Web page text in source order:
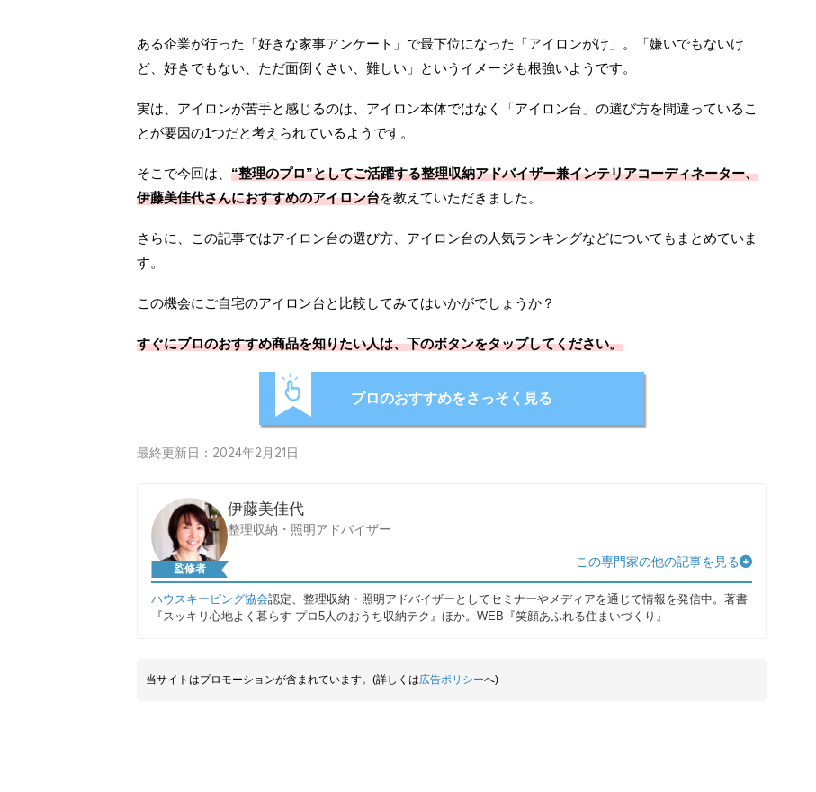
ある企業が行った「好きな家事アンケート」で最下位になった「アイロンがけ」。「嫌いでもないけ
ど、好きでもない、ただ面倒くさい、難しい」というイメージも根強いようです。
実は、アイロンが苦手と感じるのは、アイロン本体ではなく「アイロン台」の選び方を間違っているこ
とが要因の1つだと考えられているようです。
そこで今回は、 “整理のプロ”としてご活躍する整理収納アドバイザー兼インテリアコーディネーター、
伊藤美佳代さんにおすすめのアイロン台を教えていただきました。
さらに、この記事ではアイロン台の選び方、アイロン台の人気ランキングなどについてもまとめていま
す。
この機会にご自宅のアイロン台と比較してみてはいかがでしょうか？
すぐにプロのおすすめ商品を知りたい人は、下のボタンをタップしてください。
プロのおすすめをさっそく見る
最終更新日：2024年2月21日
監修者
伊藤美佳代
整理収納・照明アドバイザー
この専門家の他の記事を見る
ハウスキーピング協会認定、整理収納・照明アドバイザーとしてセミナーやメディアを通じて情報を発信中。著書
『スッキリ心地よく暮らす プロ5人のおうち収納テク』ほか。WEB『笑顔あふれる住まいづくり』
当サイトはプロモーションが含まれています。(詳しくは広告ポリシーへ)